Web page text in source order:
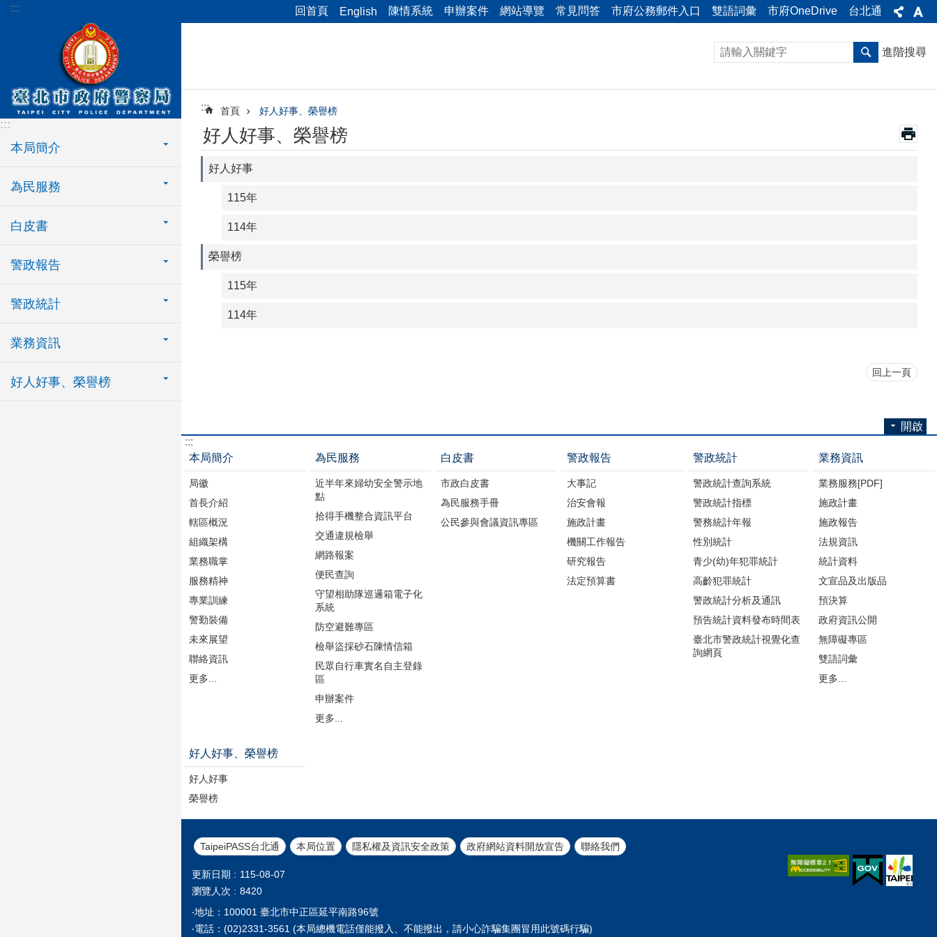
跳到主要內容區塊
::: 回首頁 English 陳情系統 申辦案件 網站導覽 常見問答 市府公務郵件入口 雙語詞彙 市府OneDrive 台北通
:::
本局簡介
為民服務
白皮書
警政報告
警政統計
業務資訊
好人好事、榮譽榜
進階搜尋
::: 首頁 好人好事、榮譽榜
好人好事、榮譽榜
好人好事
115年
114年
榮譽榜
115年
114年
回上一頁
開啟
:::
本局簡介
局徽
首長介紹
轄區概況
組織架構
業務職掌
服務精神
專業訓練
警勤裝備
未來展望
聯絡資訊
更多...
為民服務
近半年來婦幼安全警示地
點
拾得手機整合資訊平台
交通違規檢舉
網路報案
便民查詢
守望相助隊巡邏箱電子化
系統
防空避難專區
檢舉盜採砂石陳情信箱
民眾自行車實名自主登錄
區
申辦案件
更多...
白皮書
市政白皮書
為民服務手冊
公民參與會議資訊專區
警政報告
大事記
治安會報
施政計畫
機關工作報告
研究報告
法定預算書
警政統計
警政統計查詢系統
警政統計指標
警務統計年報
性別統計
青少(幼)年犯罪統計
高齡犯罪統計
警政統計分析及通訊
預告統計資料發布時間表
臺北市警政統計視覺化查
詢網頁
業務資訊
業務服務[PDF]
施政計畫
施政報告
法規資訊
統計資料
文宣品及出版品
預決算
政府資訊公開
無障礙專區
雙語詞彙
更多...
好人好事、榮譽榜
好人好事
榮譽榜
TaipeiPASS台北通 本局位置 隱私權及資訊安全政策 政府網站資料開放宣告 聯絡我們
更新日期
115-08-07
瀏覽人次
8420
‧地址：100001 臺北市中正區延平南路96號
‧電話：(02)2331-3561 (本局總機電話僅能撥入、不能撥出，請小心詐騙集團冒用此號碼行騙)